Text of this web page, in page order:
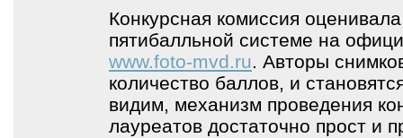
Конкурсная комиссия
пятибалльной системе на
www.foto-mvd.ru. Авторы
количество баллов, и
видим, механизм проведения
лауреатов достаточно прост и